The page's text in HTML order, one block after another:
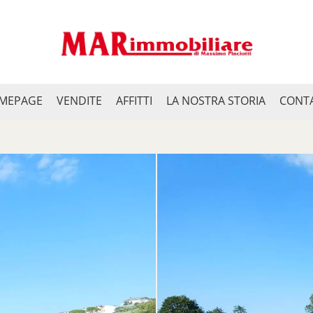
VENDITE AFFITTI LA NOSTRA STORIA